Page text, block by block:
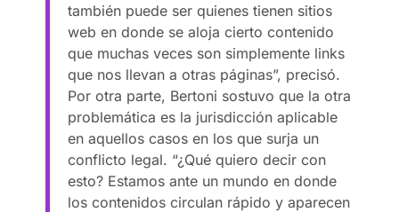
también puede ser quienes tienen sitios
web en donde se aloja cierto contenido
que muchas veces son simplemente links
que nos llevan a otras páginas”, precisó.
Por otra parte, Bertoni sostuvo que la otra
problemática es la jurisdicción aplicable
en aquellos casos en los que surja un
conflicto legal. “¿Qué quiero decir con
esto? Estamos ante un mundo en donde
los contenidos circulan rápido y aparecen